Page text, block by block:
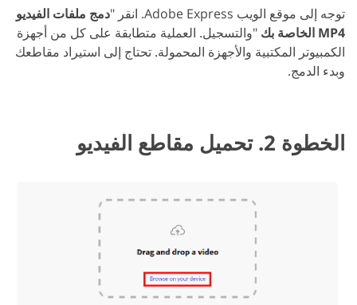
توجه إلى موقع الويب Adobe Express. انقر "
دمج ملفات الفيديو
MP4 الخاصة بك
"والتسجيل. العملية متطابقة على كل من أجهزة
الكمبيوتر المكتبية والأجهزة المحمولة. تحتاج إلى استيراد مقاطعك
وبدء الدمج.
الخطوة 2. تحميل مقاطع الفيديو